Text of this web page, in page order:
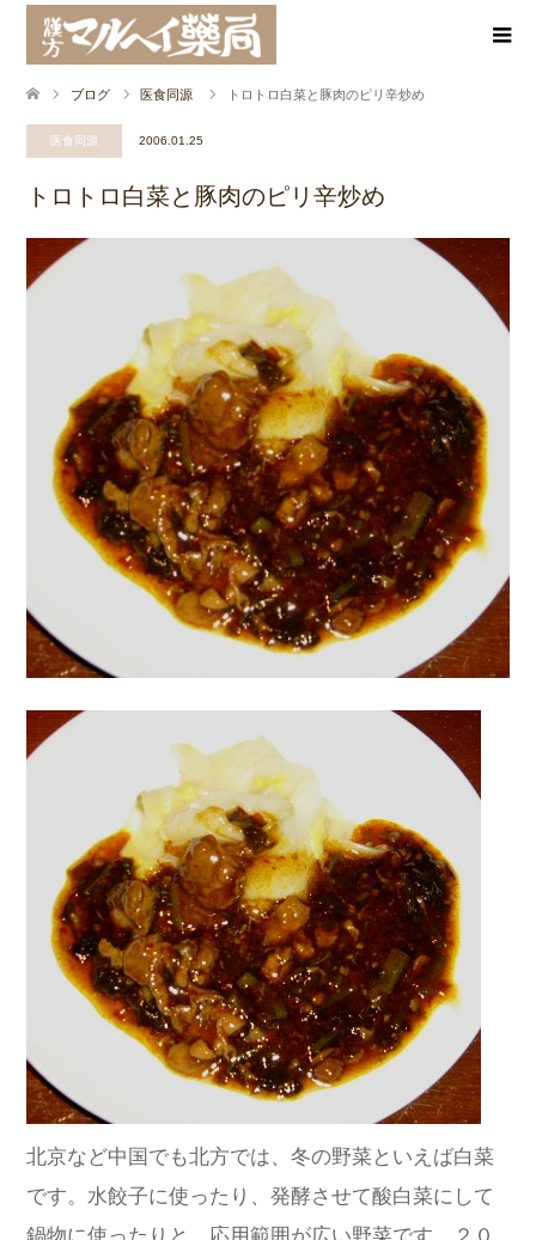
ブログ 医食同源 トロトロ白菜と豚肉のピリ辛炒め
医食同源 2006.01.25
トロトロ白菜と豚肉のピリ辛炒め
北京など中国でも北方では、冬の野菜といえば白菜
です。水餃子に使ったり、発酵させて酸白菜にして